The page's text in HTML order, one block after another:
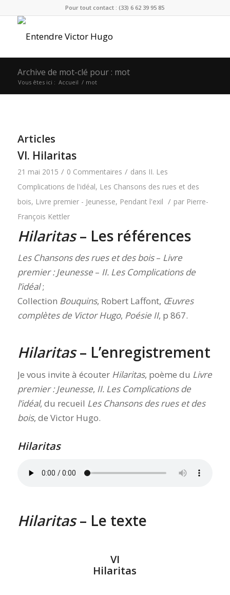
Pour tout contact : (33) 6 62 39 95 85
Archive de mot-clé pour : mot
Vous êtes ici : Accueil / mot
Articles
VI. Hilaritas
21 mai 2015 / 0 Commentaires / dans II. Les
Complications de l'idéal, Les Chansons des rues et des
bois, Livre premier - Jeunesse, Pendant l'exil / par Pierre-
François Kettler
Hilaritas– Les références
Les Chansons des rues et des bois– Livre
premier : Jeunesse– II. Les Complications de
l’idéal;
Collection Bouquins, Robert Laffont, Œuvres
complètes de Victor Hugo, Poésie II, p 867.
Hilaritas– L’enregistrement
Je vous invite à écouter Hilaritas, poème du Livre
premier : Jeunesse, II. Les Complications de
l’idéal, du recueil Les Chansons des rues et des
bois, de Victor Hugo.
Hilaritas
Hilaritas– Le texte
VI
Hilaritas